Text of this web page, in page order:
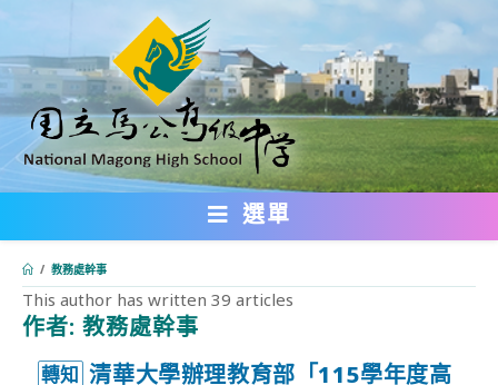
轉
主
要
內
選單
作者: 教務處幹事
This author has written 39 articles
/ 教務處幹事
轉知 清華大學辦理教育部「115學年度高